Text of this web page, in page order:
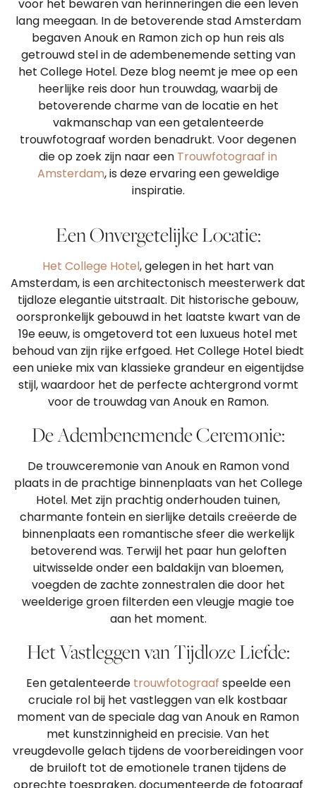
voor het bewaren van herinneringen die een leven
lang meegaan. In de betoverende stad Amsterdam
begaven Anouk en Ramon zich op hun reis als
getrouwd stel in de adembenemende setting van
het College Hotel. Deze blog neemt je mee op een
heerlijke reis door hun trouwdag, waarbij de
betoverende charme van de locatie en het
vakmanschap van een getalenteerde
trouwfotograaf worden benadrukt. Voor degenen
die op zoek zijn naar een Trouwfotograaf in
Amsterdam, is deze ervaring een geweldige
inspiratie.
Een Onvergetelijke Locatie:
Het College Hotel, gelegen in het hart van
Amsterdam, is een architectonisch meesterwerk dat
tijdloze elegantie uitstraalt. Dit historische gebouw,
oorspronkelijk gebouwd in het laatste kwart van de
19e eeuw, is omgetoverd tot een luxueus hotel met
behoud van zijn rijke erfgoed. Het College Hotel biedt
een unieke mix van klassieke grandeur en eigentijdse
stijl, waardoor het de perfecte achtergrond vormt
voor de trouwdag van Anouk en Ramon.
De Adembenemende Ceremonie:
De trouwceremonie van Anouk en Ramon vond
plaats in de prachtige binnenplaats van het College
Hotel. Met zijn prachtig onderhouden tuinen,
charmante fontein en sierlijke details creëerde de
binnenplaats een romantische sfeer die werkelijk
betoverend was. Terwijl het paar hun geloften
uitwisselde onder een baldakijn van bloemen,
voegden de zachte zonnestralen die door het
weelderige groen filterden een vleugje magie toe
aan het moment.
Het Vastleggen van Tijdloze Liefde:
Een getalenteerde trouwfotograaf speelde een
cruciale rol bij het vastleggen van elk kostbaar
moment van de speciale dag van Anouk en Ramon
met kunstzinnigheid en precisie. Van het
vreugdevolle gelach tijdens de voorbereidingen voor
de bruiloft tot de emotionele tranen tijdens de